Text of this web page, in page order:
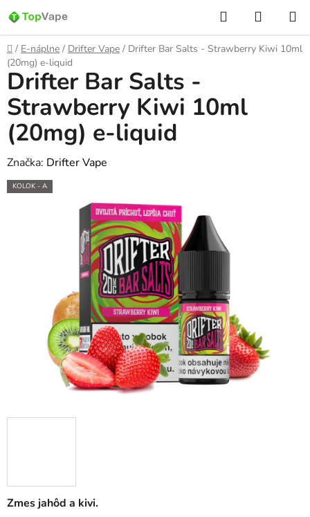
na
obsah
Hľadať
KOŠÍK
Domov
/ E-náplne / Drifter Vape / Drifter Bar Salts - Strawberry Kiwi 10ml
(20mg) e-liquid
Zmes jahôd a kivi.
Drifter Bar Salts -
Strawberry Kiwi 10ml
(20mg) e-liquid
Značka: Drifter Vape
KOLOK - A